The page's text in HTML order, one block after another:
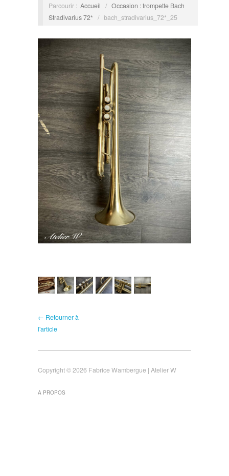
Parcourir : Accueil / Occasion : trompette Bach
Stradivarius 72* / bach_stradivarius_72*_25
← Retourner à
l'article
Copyright © 2026 Fabrice Wambergue | Atelier W
A PROPOS